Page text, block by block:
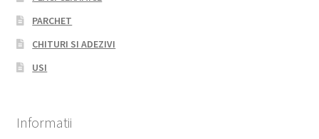
PARCHET
CHITURI SI ADEZIVI
USI
Informatii